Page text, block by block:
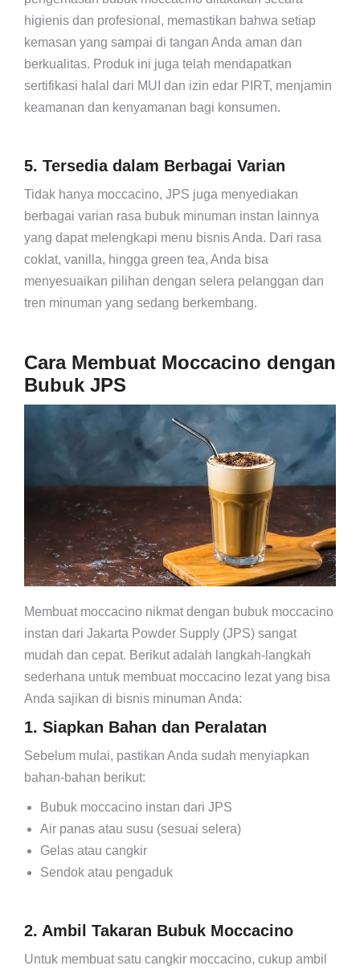
higienis dan profesional, memastikan bahwa setiap
kemasan yang sampai di tangan Anda aman dan
berkualitas. Produk ini juga telah mendapatkan
sertifikasi halal dari MUI dan izin edar PIRT, menjamin
keamanan dan kenyamanan bagi konsumen.
5. Tersedia dalam Berbagai Varian
Tidak hanya moccacino, JPS juga menyediakan
berbagai varian rasa bubuk minuman instan lainnya
yang dapat melengkapi menu bisnis Anda. Dari rasa
coklat, vanilla, hingga green tea, Anda bisa
menyesuaikan pilihan dengan selera pelanggan dan
tren minuman yang sedang berkembang.
Cara Membuat Moccacino dengan
Bubuk JPS
Membuat moccacino nikmat dengan bubuk moccacino
instan dari Jakarta Powder Supply (JPS) sangat
mudah dan cepat. Berikut adalah langkah-langkah
sederhana untuk membuat moccacino lezat yang bisa
Anda sajikan di bisnis minuman Anda:
1. Siapkan Bahan dan Peralatan
Sebelum mulai, pastikan Anda sudah menyiapkan
bahan-bahan berikut:
Bubuk moccacino instan dari JPS
Air panas atau susu (sesuai selera)
Gelas atau cangkir
Sendok atau pengaduk
2. Ambil Takaran Bubuk Moccacino
Untuk membuat satu cangkir moccacino, cukup ambil